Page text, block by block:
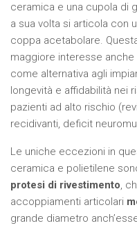
ceramica e una cupola di
a sua volta si articola con
coppa acetabolare.
maggiore interesse
come alternativa agli
longevità e affidabilità nei
pazienti ad alto rischio
recidivanti, deficit
Le uniche eccezioni in
ceramica e polietilene
protesi di rivestimento,
accoppiamenti articolari
grande diametro